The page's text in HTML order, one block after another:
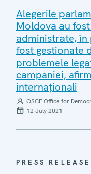
Alegerile
Moldova au
administrate, în
fost gestionate
problemele
campaniei,
internaționali
OSCE Office for
12 July 2021
PRESS RELEASE